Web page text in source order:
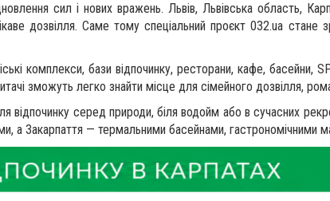
сил і нових вражень. Львів, Львівська область,
дозвілля. Саме тому спеціальний проєкт 032.ua
комплекси, бази відпочинку, ресторани, кафе, басейни,
зможуть легко знайти місце для сімейного дозвілля,
відпочинку серед природи, біля водойм або в сучасних
а Закарпаття — термальними басейнами, гастрономічними